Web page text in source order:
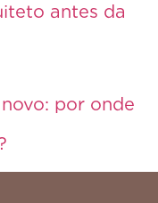
antes da
por onde